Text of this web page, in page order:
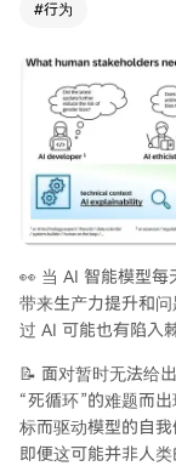
并适应复杂场景。 虽然功能性情绪能让AI交互更具
期与情感化AI互
因此，在推进AI
术监管与伦理规
#行为
👀 当 AI 智能模型每
带来生产力提升和
过 AI 可能也有陷入
📝 面对暂时无法给
“死循环”的难题而
标而驱动模型的自
即便这可能并非人类